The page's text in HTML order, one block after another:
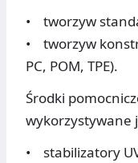
• tworzyw
• tworzyw
PC, POM, TPE).
Środki
wykorzystywane
• stabilizatory